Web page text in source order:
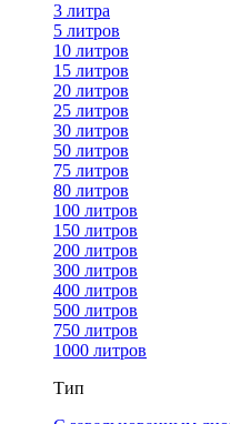
3 литра
5 литров
10 литров
15 литров
20 литров
25 литров
30 литров
50 литров
75 литров
80 литров
100 литров
150 литров
200 литров
300 литров
400 литров
500 литров
750 литров
1000 литров
Тип